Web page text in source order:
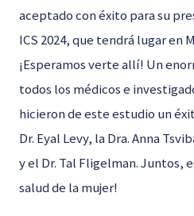
aceptado con éxito para su
ICS 2024, que tendrá lugar en
¡Esperamos verte allí! Un
todos los médicos e
hicieron de este estudio un
Dr. Eyal Levy, la Dra. Anna
y el Dr. Tal Fligelman. Juntos,
salud de la mujer!